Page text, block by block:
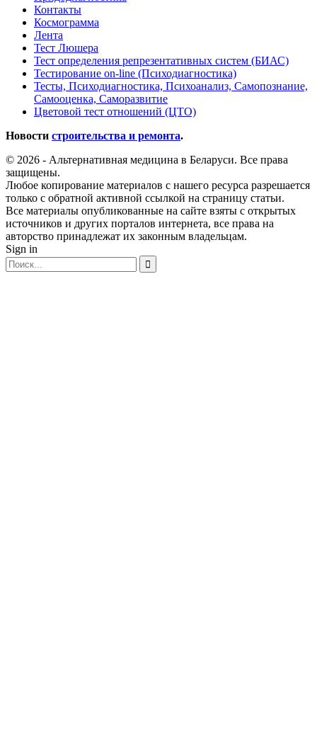
Контакты
Космограмма
Лента
Тест Люшера
Тест определения репрезентативных систем (БИАС)
Тестирование on-line (Психодиагностика)
Тесты, Психодиагностика, Психоанализ, Самопознание,
Самооценка, Саморазвитие
Цветовой тест отношений (ЦТО)
Новости строительства и ремонта.
© 2026 - Альтернативная медицина в Беларуси. Все права
защищены.
Любое копирование материалов с нашего ресурса разрешается
только с обратной активной ссылкой на страницу статьи.
Все материалы опубликованные на сайте взяты с открытых
источников и других порталов интернета, все права на
авторство принадлежат их законным владельцам.
Sign in